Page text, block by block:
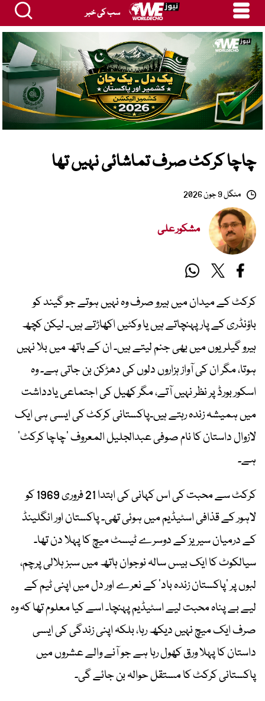
سب کی خبر
چاچا کرکٹ صرف تماشائی نہیں تھا
منگل 9 جون 2026
مشکور علی
کرکٹ کے میدان میں ہیرو صرف وہ نہیں ہوتے جو گیند کو
باؤنڈری کے پار پہنچاتے ہیں یا وکٹیں اکھاڑتے ہیں۔ لیکن کچھ
ہیرو گیلریوں میں بھی جنم لیتے ہیں۔ ان کے ہاتھ میں بلا نہیں
ہوتا، مگر ان کی آواز ہزاروں دلوں کی دھڑکن بن جاتی ہے۔ وہ
اسکور بورڈ پر نظر نہیں آتے، مگر کھیل کی اجتماعی یادداشت
میں ہمیشہ زندہ رہتے ہیں۔پاکستانی کرکٹ کی ایسی ہی ایک
لازوال داستان کا نام صوفی عبدالجلیل المعروف ’چاچا کرکٹ‘
ہے۔
کرکٹ سے محبت کی اس کہانی کی ابتدا 21 فروری 1969 کو
لاہور کے قذافی اسٹیڈیم میں ہوئی تھی۔ پاکستان اور انگلینڈ
کے درمیان سیریز کے دوسرے ٹیسٹ میچ کا پہلا دن تھا۔
سیالکوٹ کا ایک بیس سالہ نوجوان ہاتھ میں سبز ہلالی پرچم،
لبوں پر ’پاکستان زندہ باد‘ کے نعرے اور دل میں اپنی ٹیم کے
لیے بے پناہ محبت لیے اسٹیڈیم پہنچا۔ اسے کیا معلوم تھا کہ وہ
صرف ایک میچ نہیں دیکھ رہا، بلکہ اپنی زندگی کی ایسی
داستان کا پہلا ورق کھول رہا ہے جو آنے والے عشروں میں
پاکستانی کرکٹ کا مستقل حوالہ بن جائے گی۔